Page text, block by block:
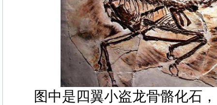
图中是四翼小盗龙骨骼化石，